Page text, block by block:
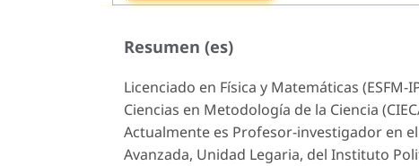
Resumen (es)
Licenciado en Física y Matemáticas
Ciencias en Metodología de la Ciencia
Actualmente es Profesor-investigador en
Avanzada, Unidad Legaria, del Instituto